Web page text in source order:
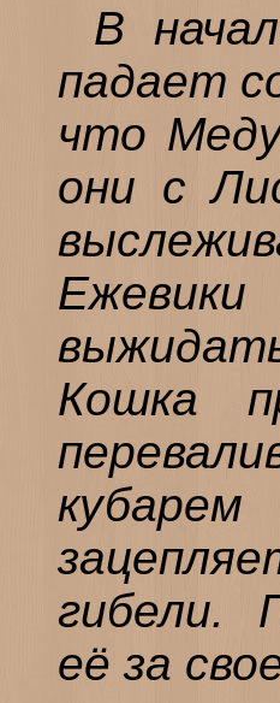
В
падает
что
они с
Кошка
гибели.
её за